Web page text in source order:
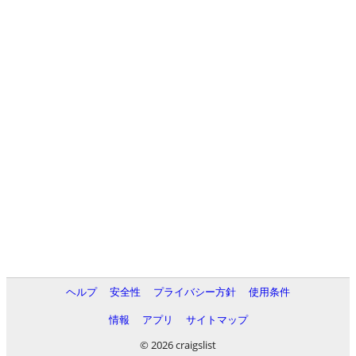
ヘルプ 安全性 プライバシー方針
使用条件
情報
アプリ
サイトマップ
© 2026 craigslist